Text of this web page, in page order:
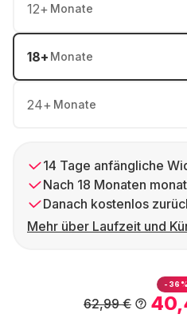
12+ Monate
18+ Monate
24+ Monate
14 Tage anfängliche
Nach 18 Monaten
Danach kostenlos
Mehr über Laufzeit und
-36%
62,99 €